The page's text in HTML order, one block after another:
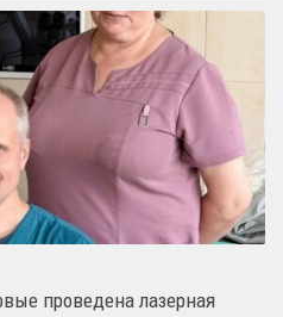
проведена лазерная